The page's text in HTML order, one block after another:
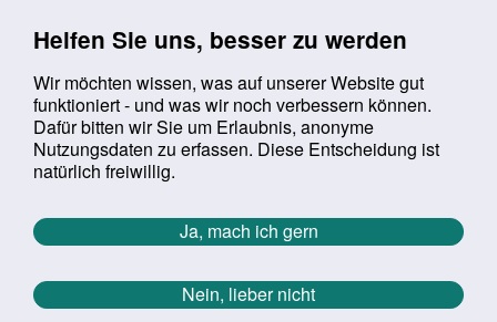
Helfen Sie uns, besser zu werden
Wir möchten wissen, was auf unserer Website gut
funktioniert - und was wir noch verbessern können.
Dafür bitten wir Sie um Erlaubnis, anonyme
Nutzungsdaten zu erfassen. Diese Entscheidung ist
natürlich freiwillig.
Ja, mach ich gern
Nein, lieber nicht
Suchbegriff:
Sie befinden sich hier:
Startseite Aktuelles Aktuelle Meldungen
Aktuelle Meldungen
Zurück zur Übersicht erster
vorheriger
1057/1627